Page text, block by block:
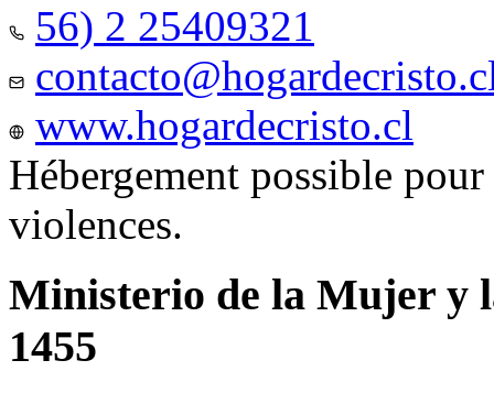
56) 2 25409321
www.hogardecristo.cl
Hébergement possible
violences.
Ministerio de la Mujer y
1455